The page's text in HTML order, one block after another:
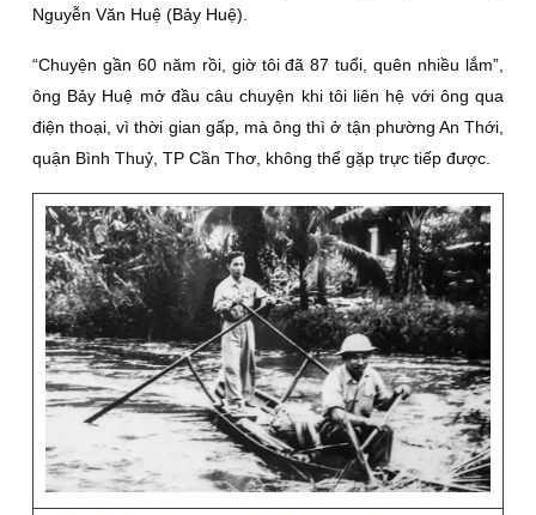
Nguyễn Văn Huệ (Bảy Huệ).
“Chuyện gần 60 năm rồi, giờ tôi đã 87 tuổi, quên nhiều lắm”,
ông Bảy Huệ mở đầu câu chuyện khi tôi liên hệ với ông qua
điện thoại, vì thời gian gấp, mà ông thì ở tận phường An Thới,
quận Bình Thuỷ, TP Cần Thơ, không thể gặp trực tiếp được.